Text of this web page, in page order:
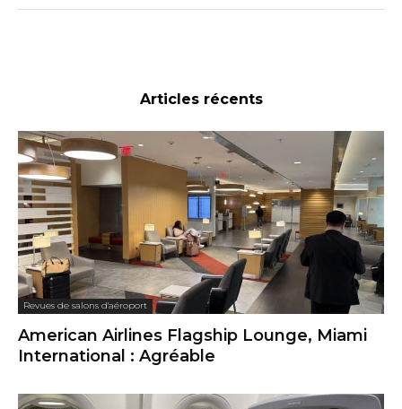
Articles récents
Revues de salons d'aéroport
American Airlines Flagship Lounge, Miami
International : Agréable